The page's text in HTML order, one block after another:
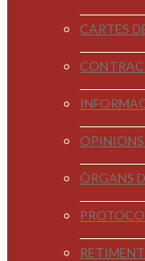
CARTES
OPINIONS
ÒRGANS